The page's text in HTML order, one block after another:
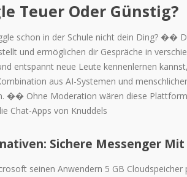
Teuer Oder Günstig?
schon in der Schule nicht dein Ding? ��
und ermöglichen dir Gespräche in
entspannt neue Leute kennenlernen
aus AI-Systemen und
�� Ohne Moderation wären diese
Chat-Apps von Knuddels
Sichere Messenger
seinen Anwendern 5 GB